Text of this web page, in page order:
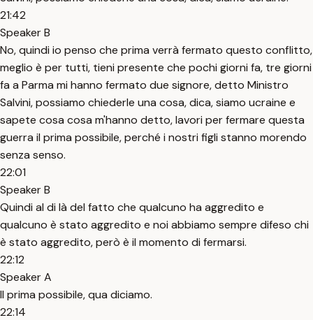
21:42
Speaker B
No, quindi io penso che prima verrà fermato questo conflitto,
meglio è per tutti, tieni presente che pochi giorni fa, tre giorni
fa a Parma mi hanno fermato due signore, detto Ministro
Salvini, possiamo chiederle una cosa, dica, siamo ucraine e
sapete cosa cosa m'hanno detto, lavori per fermare questa
guerra il prima possibile, perché i nostri figli stanno morendo
senza senso.
22:01
Speaker B
Quindi al di là del fatto che qualcuno ha aggredito e
qualcuno è stato aggredito e noi abbiamo sempre difeso chi
è stato aggredito, però è il momento di fermarsi.
22:12
Speaker A
Il prima possibile, qua diciamo.
22:14